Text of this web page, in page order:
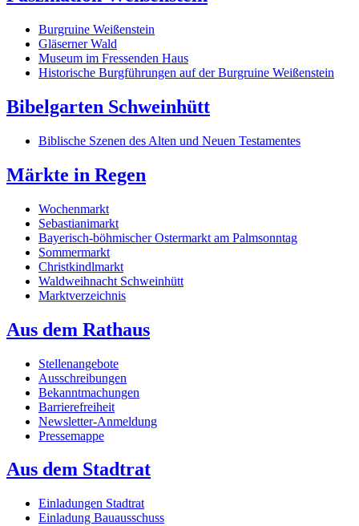
Burgruine Weißenstein
Gläserner Wald
Museum im Fressenden Haus
Historische Burgführungen auf der Burgruine Weißenstein
Bibelgarten Schweinhütt
Biblische Szenen des Alten und Neuen Testamentes
Märkte in Regen
Wochenmarkt
Sebastianimarkt
Bayerisch-böhmischer Ostermarkt am Palmsonntag
Sommermarkt
Christkindlmarkt
Waldweihnacht Schweinhütt
Marktverzeichnis
Aus dem Rathaus
Stellenangebote
Ausschreibungen
Bekanntmachungen
Barrierefreiheit
Newsletter-Anmeldung
Pressemappe
Aus dem Stadtrat
Einladungen Stadtrat
Einladung Bauausschuss